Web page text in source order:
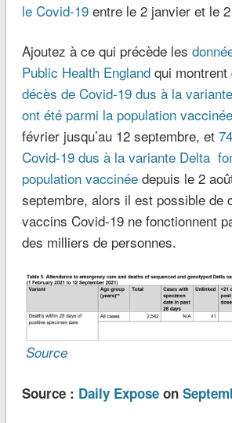
le Covid-19entre le 2 janvier et le
Ajoutez à ce qui précède les
Public Health Englandqui montrent
décès de Covid-19 dus à la
ont été parmi la population vaccinée
février jusqu’au 12 septembre, et
Covid-19 dus à la variante Delta
population vaccinéedepuis le 2
septembre, alors il est possible de
vaccins Covid-19 ne fonctionnent
des milliers de personnes.
Source
Source : Daily Exposeon